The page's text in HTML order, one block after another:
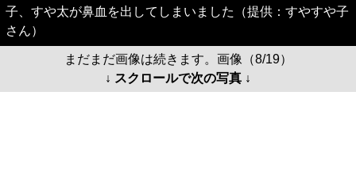
子、すや太が鼻血を出してしまいました（提供：すやすや子
さん）
まだまだ画像は続きます。画像（8/19）
↓ スクロールで次の写真 ↓